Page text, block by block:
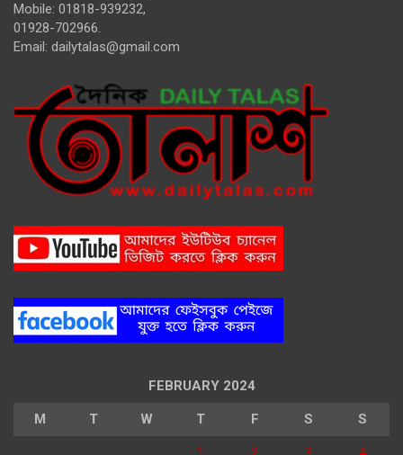
Mobile: 01818-939232,
01928-702966.
Email: dailytalas@gmail.com
FEBRUARY 2024
M T W T F S S